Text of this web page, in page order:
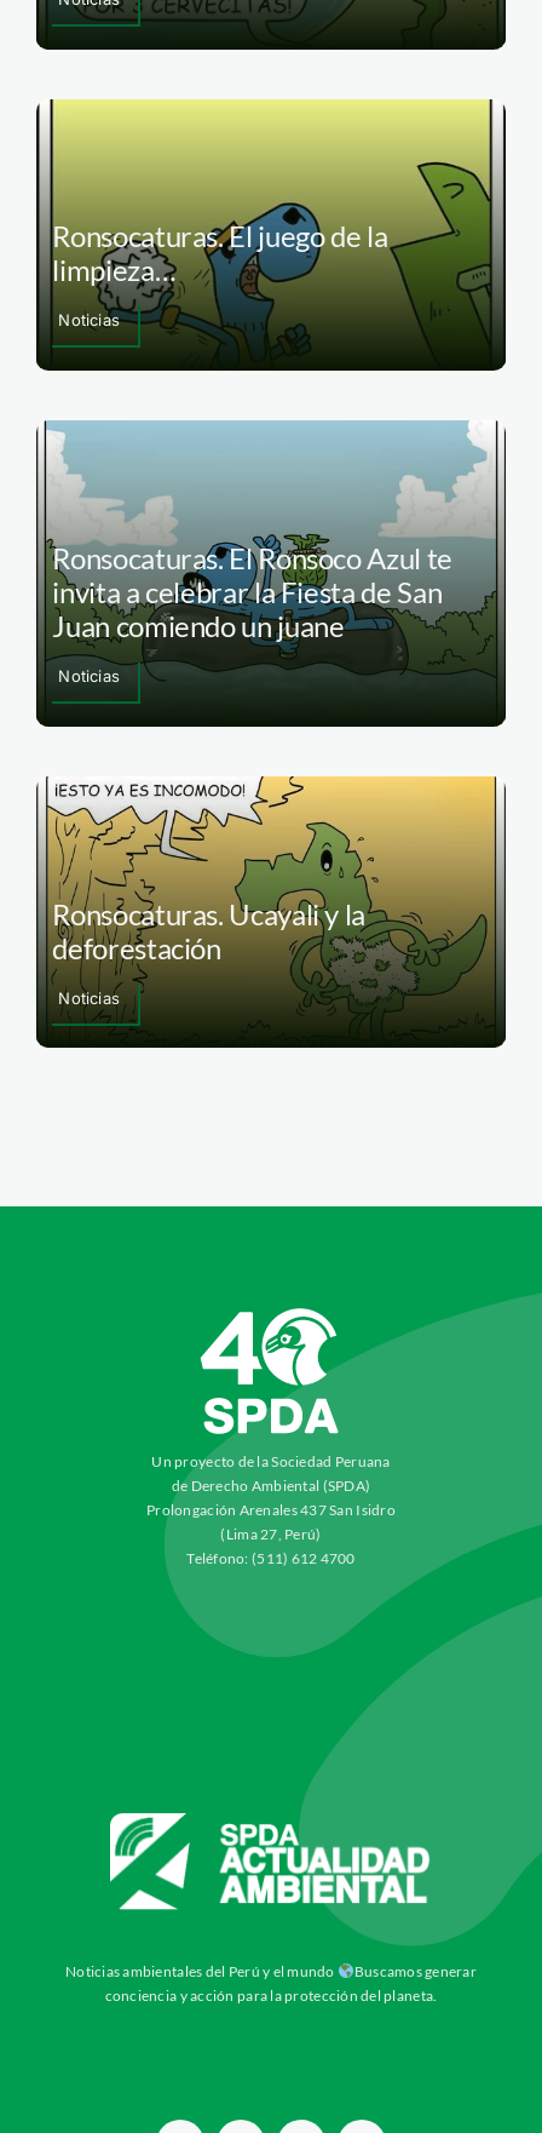
Ronsocaturas. El juego de la
limpieza…
Noticias
Ronsocaturas. El Ronsoco Azul te
invita a celebrar la Fiesta de San
Juan comiendo un juane
Noticias
Ronsocaturas. Ucayali y la
deforestación
Noticias
Un proyecto de la Sociedad Peruana
de Derecho Ambiental (SPDA)
Prolongación Arenales 437 San Isidro
(Lima 27, Perú)
Teléfono: (511) 612 4700
Noticias ambientales del Perú y el mundo
Buscamos generar
conciencia y acción para la protección del planeta.